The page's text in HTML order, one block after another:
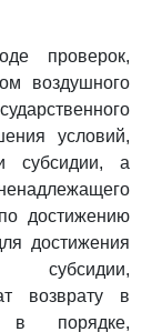
проверок,
воздушного
условий,
субсидии, а
достижению
достижения
субсидии,
возврату в
в порядке,